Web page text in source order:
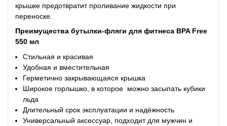
крышке предотвратит проливание жидкости при
переноске.
Преимущества бутылки-фляги для фитнеса BPA Free
550 мл
Стильная и красивая
Удобная и вместительная
Герметично закрывающаяся крышка
Широкое горлышко, в которое можно засыпать кубики
льда
Длительный срок эксплуатации и надёжность
Универсальный аксессуар, подходит для мужчин и